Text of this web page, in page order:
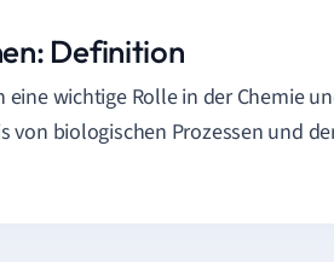
Definition
wichtige Rolle in der Chemie
von biologischen Prozessen und